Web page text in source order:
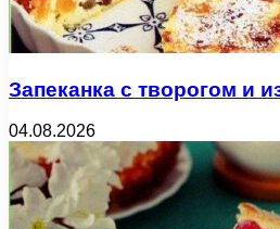
Запеканка с творогом и
04.08.2026